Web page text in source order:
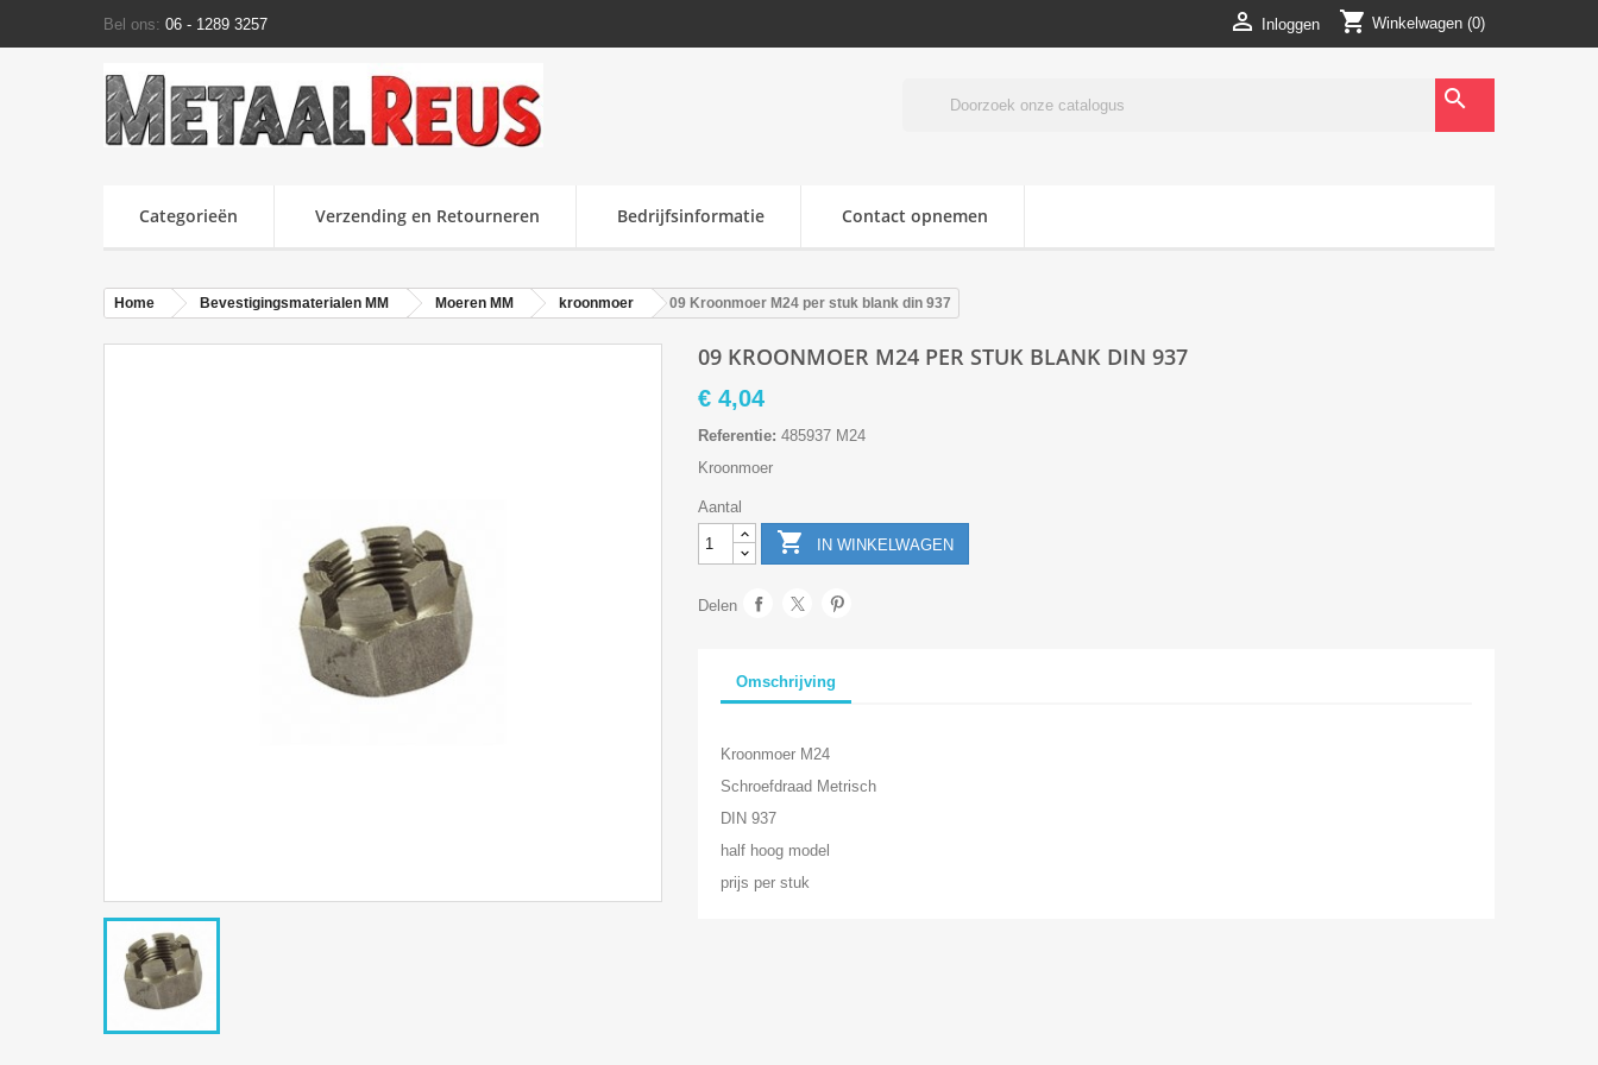
Bel ons: 06 - 1289 3257  Inloggen shopping_cart Winkelwagen (0)
search
Categorieën Verzending en Retourneren Bedrijfsinformatie Contact opnemen
Home Bevestigingsmaterialen MM Moeren MM kroonmoer 09 Kroonmoer M24 per stuk blank din 937
09 KROONMOER M24 PER STUK BLANK DIN 937
€ 4,04
Referentie: 485937 M24
Kroonmoer
Aantal
 IN WINKELWAGEN
Delen
Omschrijving
Kroonmoer M24
Schroefdraad Metrisch
DIN 937
half hoog model
prijs per stuk